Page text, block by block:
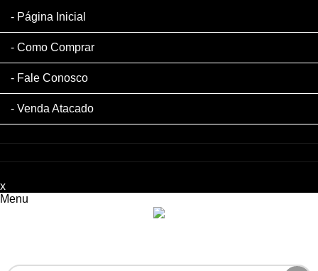
Página Inicial
Como Comprar
Fale Conosco
Venda Atacado
x
Menu